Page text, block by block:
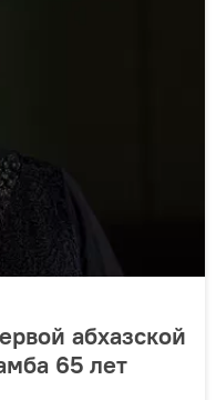
абхазской
65 лет